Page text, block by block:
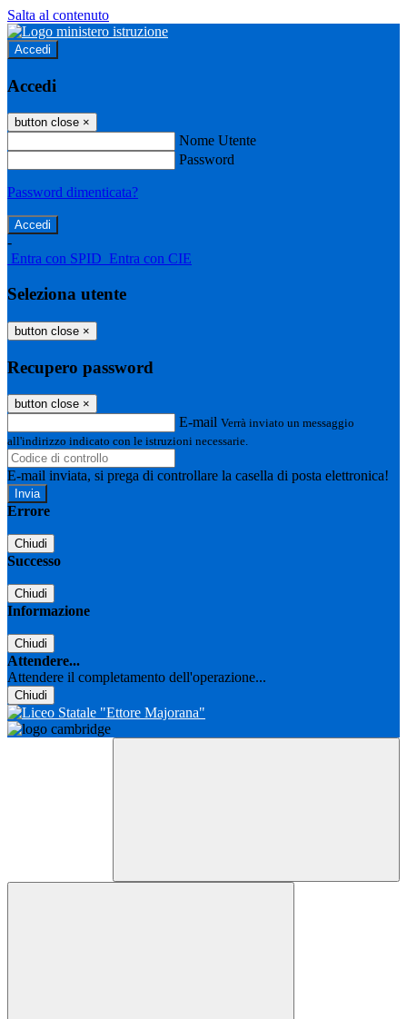
Salta al contenuto
Accedi
Accedi
button close ×
Nome Utente
Password
Password dimenticata?
-
Entra con SPID Entra con CIE
Seleziona utente
button close ×
Recupero password
button close ×
E-mail Verrà inviato un messaggio
all'indirizzo indicato con le istruzioni necessarie.
E-mail inviata, si prega di controllare la casella di posta elettronica!
Errore
Chiudi
Successo
Chiudi
Informazione
Chiudi
Attendere...
Attendere il completamento dell'operazione...
Chiudi